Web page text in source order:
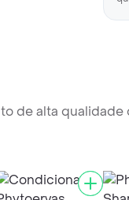
de alta qualidade